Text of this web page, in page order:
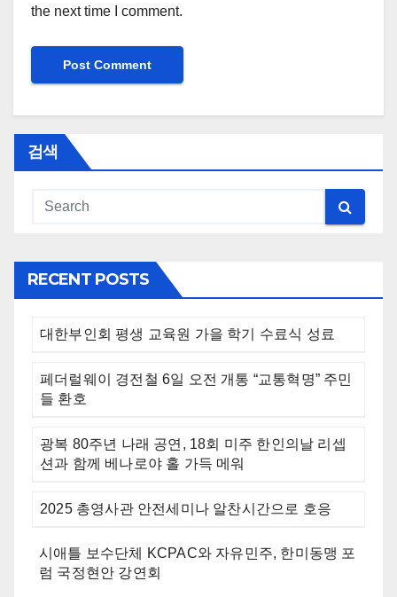
the next time I comment.
검색
RECENT POSTS
대한부인회 평생 교육원 가을 학기 수료식 성료
페더럴웨이 경전철 6일 오전 개통 “교통혁명” 주민
들 환호
광복 80주년 나래 공연, 18회 미주 한인의날 리셉
션과 함께 베나로야 홀 가득 메워
2025 총영사관 안전세미나 알찬시간으로 호응
시애틀 보수단체 KCPAC와 자유민주, 한미동맹 포
럼 국정현안 강연회